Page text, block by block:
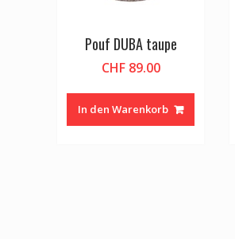
Pouf DUBA taupe
CHF89.00
In den Warenkorb